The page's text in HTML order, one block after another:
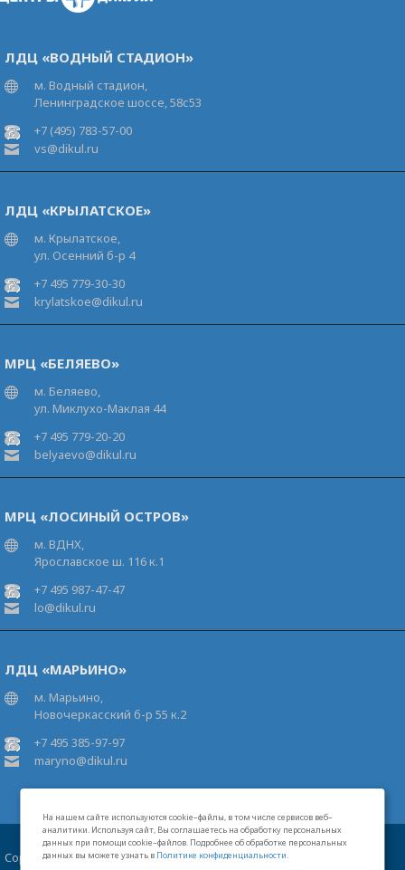
На нашем сайте используются cookie–файлы, в том числе сервисов веб–
аналитики. Используя сайт, Вы соглашаетесь на обработку персональных
данных при помощи cookie–файлов. Подробнее об обработке персональных
данных вы можете узнать в Политике конфиденциальности.
ЛДЦ «ВОДНЫЙ СТАДИОН»
м. Водный стадион,
Ленинградское шоссе, 58с53
+7 (495) 783-57-00
vs@dikul.ru
ЛДЦ «КРЫЛАТСКОЕ»
м. Крылатское,
ул. Осенний б-р 4
+7 495 779-30-30
krylatskoe@dikul.ru
МРЦ «БЕЛЯЕВО»
м. Беляево,
ул. Миклухо-Маклая 44
+7 495 779-20-20
belyaevo@dikul.ru
МРЦ «ЛОСИНЫЙ ОСТРОВ»
м. ВДНХ,
Ярославское ш. 116 к.1
+7 495 987-47-47
lo@dikul.ru
ЛДЦ «МАРЬИНО»
м. Марьино,
Новочеркасский б-р 55 к.2
+7 495 385-97-97
maryno@dikul.ru
Copyright 2026 Московские центры В.И.Дикуля®